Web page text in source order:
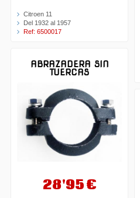
Citroen 11
Del 1932 al 1957
Ref: 6500017
ABRAZADERA SIN
TUERCAS
28'95 €